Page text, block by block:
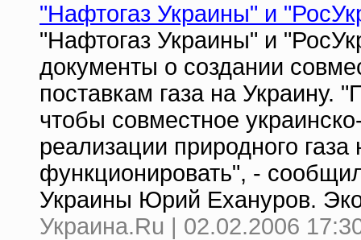
"Нафтогаз Украины" и
"Нафтогаз Украины" и
документы о создании
поставкам газа на Украину.
чтобы совместное
реализации природного
функционировать", -
Украины Юрий Ехануров.
Украина.Ru | 02.02.2006